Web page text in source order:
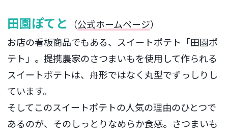
田園ぽてと （公式ホームページ）
お店の看板商品でもある、スイートポテト「田園ポ
テト」。提携農家のさつまいもを使用して作られる
スイートポテトは、舟形ではなく丸型でずっしりし
ています。
そしてこのスイートポテトの人気の理由のひとつで
あるのが、そのしっとりなめらか食感。さつまいも